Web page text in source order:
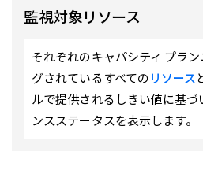
監視対象リソース
それぞれのキャパシティ プラ
グされているすべてのリソース
ルで提供されるしきい値に基
ンスステータスを表示します。